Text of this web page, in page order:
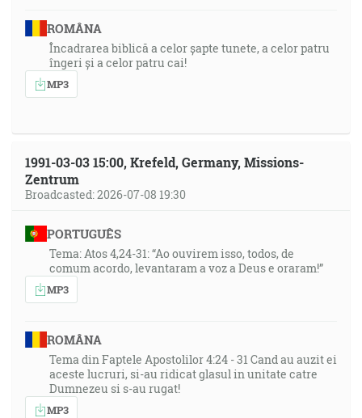
ROMÂNA
Încadrarea biblică a celor șapte tunete, a celor patru
îngeri și a celor patru cai!
MP3
1991-03-03 15:00, Krefeld, Germany, Missions-
Zentrum
Broadcasted: 2026-07-08 19:30
PORTUGUÊS
Tema: Atos 4,24-31: “Ao ouvirem isso, todos, de
comum acordo, levantaram a voz a Deus e oraram!”
MP3
ROMÂNA
Tema din Faptele Apostolilor 4:24 - 31 Cand au auzit ei
aceste lucruri, si-au ridicat glasul in unitate catre
Dumnezeu si s-au rugat!
MP3